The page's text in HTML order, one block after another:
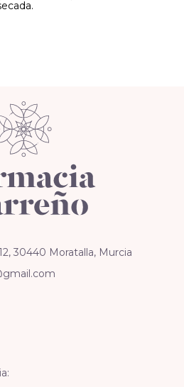
30440 Moratalla, Murcia